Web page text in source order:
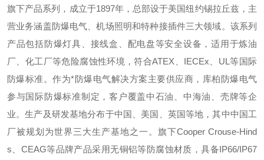
旗下产品系列，成立于1897年，总部设于美国纽约锡拉丘兹，主
营业务涵盖防爆电气、机场照明和特种接插件三大领域。该系列
产品包括防爆灯具、接线盒、配电盘等安全设备，适用于炼油
厂、化工厂等危险腐蚀性环境，符合ATEX IECEx UL 等国际
防爆标准。作为*防爆电气解决方案主要供应商，库柏防爆电气
参与国际防爆标准制定，客户覆盖中石油、中海油、壳牌等企
业。生产及研发基地分布于中国、美国、英国等地，其中中国工
厂被规划为世界三大生产基地之一。旗下Cooper Crouse-Hind
s
CEAG等品牌产品采用无铜铝等防腐蚀材质，具备IP66/IP67